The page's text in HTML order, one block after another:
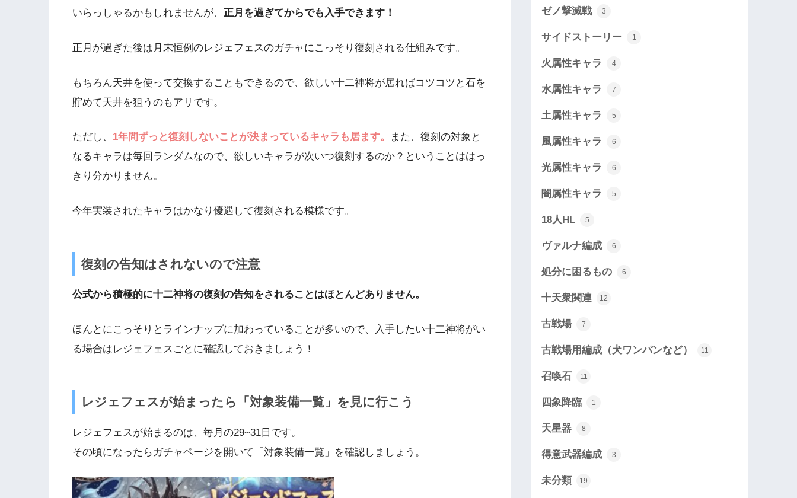
いらっしゃるかもしれませんが、 正月を過ぎてからでも入手できます！
正月が過ぎた後は月末恒例のレジェフェスのガチャにこっそり復刻される仕組みです。
もちろん天井を使って交換することもできるので、欲しい十二神将が居ればコツコツと石を
貯めて天井を狙うのもアリです。
ただし、 1年間ずっと復刻しないことが決まっているキャラも居ます。
また、復刻の対象と
なるキャラは毎回ランダムなので、欲しいキャラが次いつ復刻するのか？ということははっ
きり分かりません。
今年実装されたキャラはかなり優遇して復刻される模様です。
復刻の告知はされないので注意
公式から積極的に十二神将の復刻の告知をされることはほとんどありません。
ほんとにこっそりとラインナップに加わっていることが多いので、入手したい十二神将がい
る場合はレジェフェスごとに確認しておきましょう！
レジェフェスが始まったら「対象装備一覧」を見に行こう
レジェフェスが始まるのは、毎月の29~31日です。
その頃になったらガチャページを開いて「対象装備一覧」を確認しましょう。
ゼノ撃滅戦 3
サイドストーリー 1
火属性キャラ 4
水属性キャラ 7
土属性キャラ 5
風属性キャラ 6
光属性キャラ 6
闇属性キャラ 5
18人HL 5
ヴァルナ編成 6
処分に困るもの 6
十天衆関連 12
古戦場 7
古戦場用編成（犬ワンパンなど） 11
召喚石 11
四象降臨 1
天星器 8
得意武器編成 3
未分類 19